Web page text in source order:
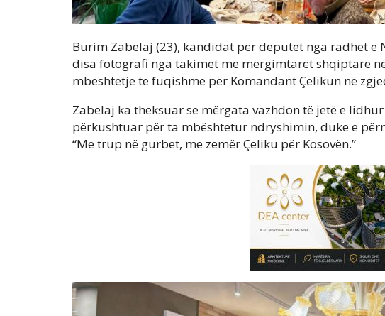
Burim Zabelaj (23), kandidat për deputet nga radhët
disa fotografi nga takimet me mërgimtarët shqiptarë
mbështetje të fuqishme për Komandant Çelikun në
Zabelaj ka theksuar se mërgata vazhdon të jetë e
përkushtuar për ta mbështetur ndryshimin, duke e
“Me trup në gurbet, me zemër Çeliku për Kosovën.”